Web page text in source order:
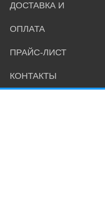
ДОСТАВКА И
ОПЛАТА
ПРАЙС-ЛИСТ
КОНТАКТЫ